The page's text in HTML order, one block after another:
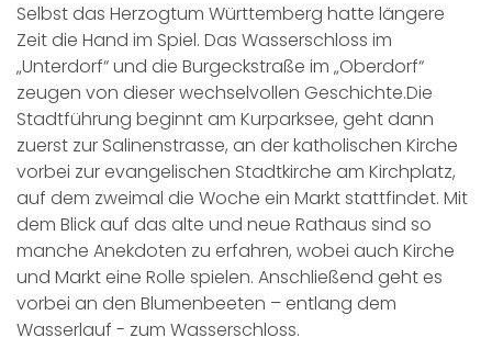
Selbst das Herzogtum Württemberg hatte längere
Zeit die Hand im Spiel. Das Wasserschloss im
„Unterdorf“ und die Burgeckstraße im „Oberdorf“
zeugen von dieser wechselvollen Geschichte.Die
Stadtführung beginnt am Kurparksee, geht dann
zuerst zur Salinenstrasse, an der katholischen Kirche
vorbei zur evangelischen Stadtkirche am Kirchplatz,
auf dem zweimal die Woche ein Markt stattfindet. Mit
dem Blick auf das alte und neue Rathaus sind so
manche Anekdoten zu erfahren, wobei auch Kirche
und Markt eine Rolle spielen. Anschließend geht es
vorbei an den Blumenbeeten – entlang dem
Wasserlauf - zum Wasserschloss.